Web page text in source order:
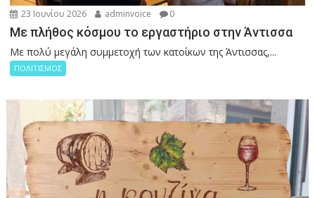
23 Ιουνίου 2026 adminvoice 0
Με πλήθος κόσμου το εργαστήριο στην Άντισσα
Με πολύ μεγάλη συμμετοχή των κατοίκων της Άντισσας,...
ΠΟΛΙΤΙΣΜΟΣ